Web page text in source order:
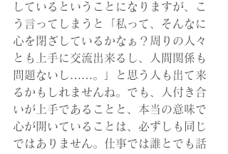
しているということになりますが、こ
う言ってしまうと「私って、そんなに
心を閉ざしているかなぁ？周りの人々
とも上手に交流出来るし、人間関係も
問題ないし……。」と思う人も出て来
るかもしれませんね。でも、人付き合
いが上手であることと、本当の意味で
心が開いていることは、必ずしも同じ
ではありません。仕事では誰とでも話